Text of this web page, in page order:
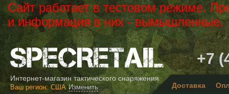
Сайт работает в тестовом режиме.
и информация в них - вымышленные.
Интернет-магазин тактического снаряжения
+7
Доставка
Изменить
Ваш регион: США